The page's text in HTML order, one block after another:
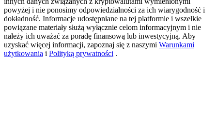
USDT New User Exclusive 10% APR
USDT Flexible Staking | Daily Rewards
powyżej i nie ponosimy odpowiedzialności za ich wiarygodność i
dokładność. Informacje udostępniane na tej platformie i wszelkie
powiązane materiały służą wyłącznie celom informacyjnym i nie
należy ich uważać za poradę finansową lub inwestycyjną. Aby
uzyskać więcej informacji, zapoznaj się z naszymi Warunkami
użytkowania i Polityką prywatności .